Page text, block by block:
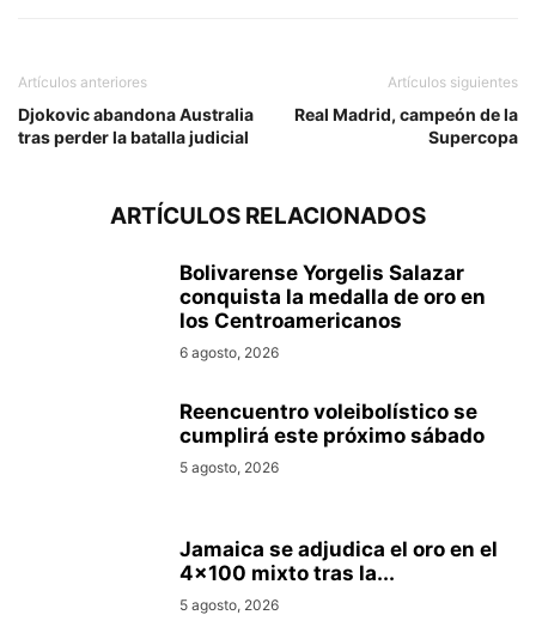
Artículos anteriores
Djokovic abandona Australia
tras perder la batalla judicial
Artículos siguientes
Real Madrid, campeón de la
Supercopa
ARTÍCULOS RELACIONADOS
Bolivarense Yorgelis Salazar
conquista la medalla de oro en
los Centroamericanos
6 agosto, 2026
Reencuentro voleibolístico se
cumplirá este próximo sábado
5 agosto, 2026
Jamaica se adjudica el oro en el
4×100 mixto tras la...
5 agosto, 2026